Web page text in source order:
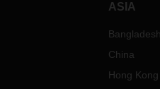
ASIA
Bangladesh
China
Hong Kong